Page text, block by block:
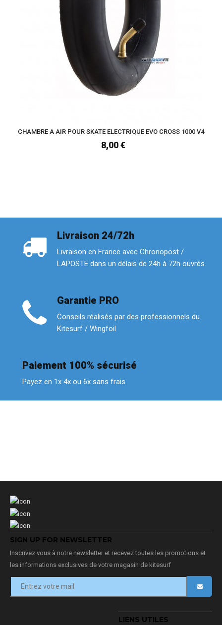
CHAMBRE A AIR POUR SKATE ELECTRIQUE EVO CROSS 1000 V4
8,00 €
Livraison 24/72h
Livraison en France avec Chronopost /
LAPOSTE dans un délais de 24h à 72h ouvrés.
Garantie PRO
Conseils réalisés par des professionnels du
Kitesurf / Wingfoil
Paiement 100% sécurisé
Payez en 1x 4x ou 6x sans frais.
SIGN UP FOR NEWSLETTER
Inscrivez vous à notre newsletter et recevez toutes les promotions et
les informations exclusives de votre magasin de kitesurf
LIENS UTILES